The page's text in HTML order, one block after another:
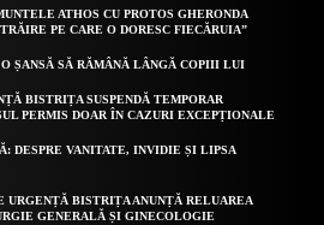
ATHOS CU PROTOS GHERONDA
PE CARE O DORESC FIECĂRUIA”
ȘANSĂ SĂ RĂMÂNĂ LÂNGĂ COPIII LUI
BISTRIȚA SUSPENDĂ TEMPORAR
PERMIS DOAR ÎN CAZURI EXCEPȚIONALE
DESPRE VANITATE, INVIDIE ȘI LIPSA
URGENȚĂ BISTRIȚA ANUNȚĂ RELUAREA
GENERALĂ ȘI GINECOLOGIE